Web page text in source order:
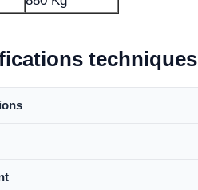
techniques